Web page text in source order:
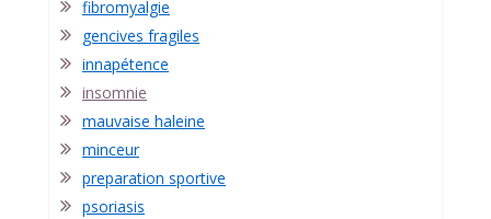
fibromyalgie
gencives fragiles
innapétence
insomnie
mauvaise haleine
minceur
preparation sportive
psoriasis